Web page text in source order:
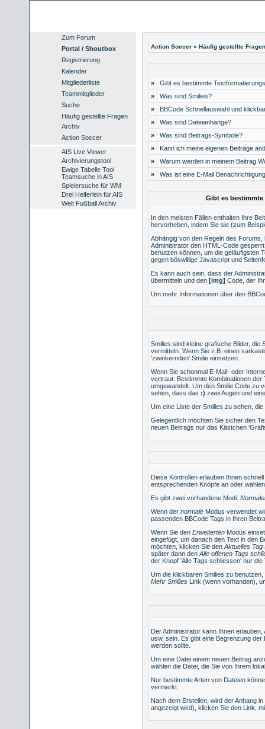
Zum Forum
Portal / Shoutbox
Registrierung
Kalender
Mitgliederliste
Teammitglieder
Suche
Häufig gestellte Fragen
Archiv
Action Soccer
AIS Live Viewer
Archivierungstool
Ewige Tabelle Tool
Teamsuche in AIS
Spielersuche für WM
Drei Helferlein für AIS
Welt Fußball Archiv
Action Soccer » Häufig gestellte Fragen
»
Gibt es bestimmte
»
Was sind Smilies?
»
BBCode Schnellauswahl und
»
Was sind Dateianhänge?
»
Was sind Beitrags-Symbole?
»
Kann ich meine eigenen Beiträge
»
Warum werden in meinem Beitrag
»
Was ist eine E-Mail
Gibt es
In den meisten Fällen enthalten Ihre
hervorheben, indem Sie sie (zum
Abhängig von den Regeln des
Administrator den HTML-Code
benutzen können, um die geläufigsten
gegen böswillige Javascript und
Es kann auch sein, dass der
übermitteln und den [img] Code, der
Um mehr Informationen über den
Smilies sind kleine grafische Bilder, die
vermitteln. Wenn Sie z.B. einen
'zwinkernden' Smilie einsetzen.
Wenn Sie schonmal E-Mail- oder
vertraut. Bestimmte Kombinationen
umgewandelt. Um den Smilie Code zu
sehen, dass das :) zwei Augen und
Um eine Liste der Smilies zu sehen,
Gelegentlich möchten Sie sicher den
neuen Beitrags nur das Kästchen
Diese Kontrollen erlauben Ihnen
entsprechenden Knöpfe an oder
Es gibt zwei vorhandene Modi:
Wenn der normale Modus verwendet
passenden BBCode Tags in Ihren
Wenn Sie den Erweiterten Modus
eingefügt, um danach den Text in den
möchten, klicken Sie den Aktuelles Tag
später dann den Alle offenen Tags
der Knopf 'Alle Tags schliessen' nur
Um die klickbaren Smilies zu
Mehr Smilies Link (wenn vorhanden),
Der Administrator kann Ihnen
usw. sein. Es gibt eine Begrenzung
werden sollte.
Um eine Datei einem neuen Beitrag
wählen die Datei, die Sie von Ihrem
Nur bestimmte Arten von Dateien
vermerkt.
Nach dem Erstellen, wird der Anhang
angezeigt wird), klicken Sie den Link,